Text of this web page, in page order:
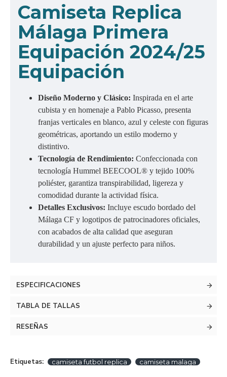
Camiseta Replica
Málaga Primera
Equipación 2024/25
Equipación
Diseño Moderno y Clásico: Inspirada en el arte
cubista y en homenaje a Pablo Picasso, presenta
franjas verticales en blanco, azul y celeste con figuras
geométricas, aportando un estilo moderno y
distintivo.
Tecnología de Rendimiento: Confeccionada con
tecnología Hummel BEECOOL® y tejido 100%
poliéster, garantiza transpirabilidad, ligereza y
comodidad durante la actividad física.
Detalles Exclusivos: Incluye escudo bordado del
Málaga CF y logotipos de patrocinadores oficiales,
con acabados de alta calidad que aseguran
durabilidad y un ajuste perfecto para niños.
ESPECIFICACIONES
TABLA DE TALLAS
RESEÑAS
Etiquetas: camiseta futbol replica camiseta malaga